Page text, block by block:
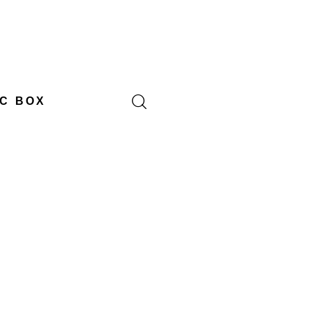
BOX